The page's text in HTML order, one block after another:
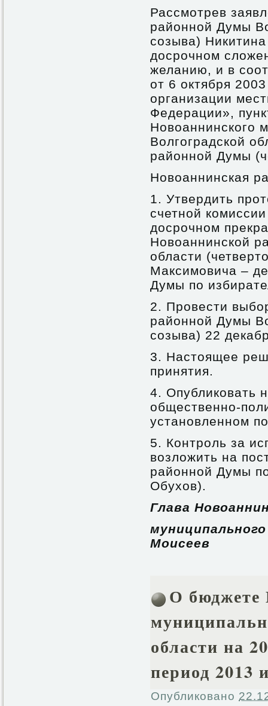
Рассмотрев
районной Думы
созыва)
досрочном
желанию, и в
от 6 октября
организации
Федерации»,
Новоаннинского
Волгоградской
районной Думы
Новоаннинская
1. Утвердить
счетной
досрочном
Новоаннинской
области
Максимовича –
Думы по
2. Провести
районной Думы
созыва) 22
3. Настоящее
принятия.
4. Опубликовать
общественно-
установленном
5. Контроль за
возложить на
районной Думы
Обухов).
Глава
Моисеев
О бюджете
области на
период 2013
Опубликовано